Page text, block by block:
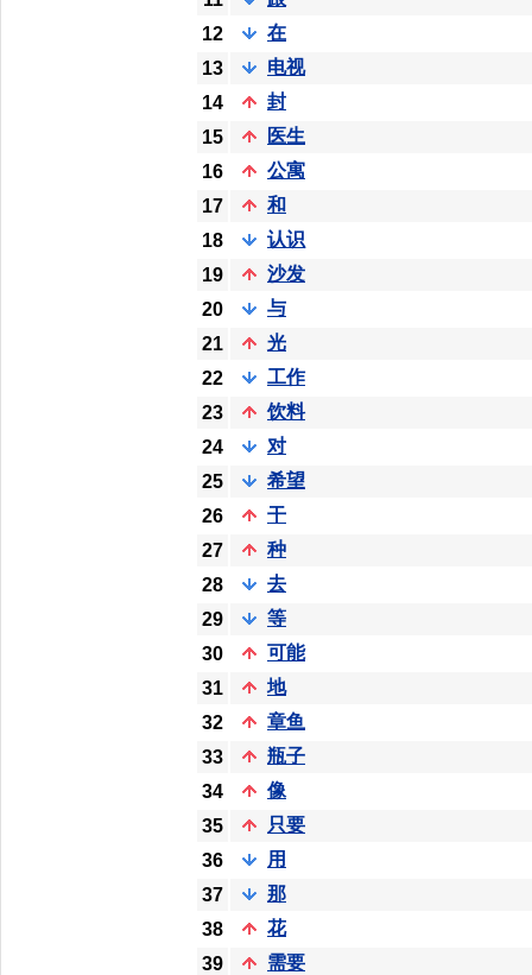
12
在
13
电视
14
封
15
医生
16
公寓
17
和
18
认识
19
沙发
20
与
21
光
22
工作
23
饮料
24
对
25
希望
26
干
27
种
28
去
29
等
30
可能
31
地
32
章鱼
33
瓶子
34
像
35
只要
36
用
37
那
38
花
39
需要